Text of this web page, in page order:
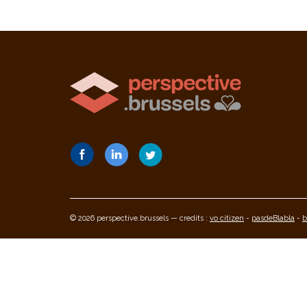
© 2026 perspective.brussels — credits : vo citizen - pasdeBlabla -